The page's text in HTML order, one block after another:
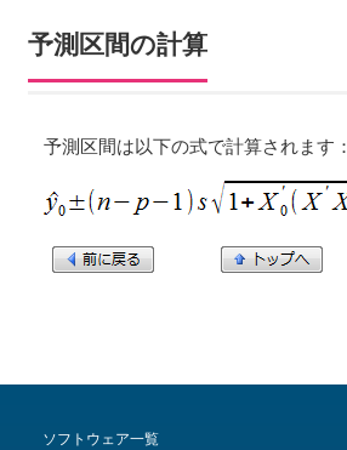
予測区間の計算
予測区間は以下の式で計算されます：
ソフトウェア一覧